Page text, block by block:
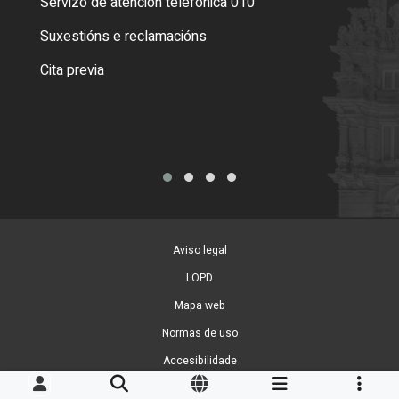
Suxestións e reclamacións
Cita previa
Aviso legal
LOPD
Mapa web
Normas de uso
Accesibilidade
Xestión de cookies